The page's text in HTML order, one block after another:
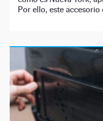
Por ello, este accesorio